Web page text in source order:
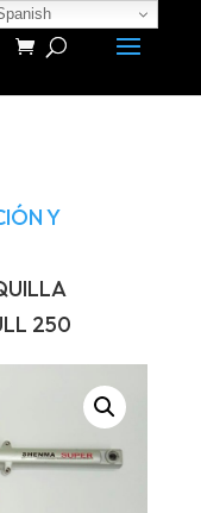
Y
250